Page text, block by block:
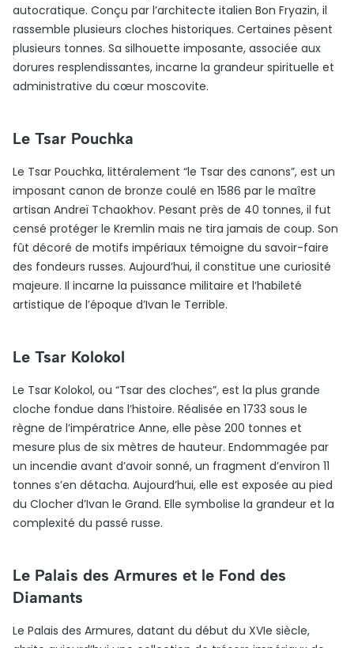
autocratique. Conçu par l’architecte italien Bon Fryazin, il
rassemble plusieurs cloches historiques. Certaines pèsent
plusieurs tonnes. Sa silhouette imposante, associée aux
dorures resplendissantes, incarne la grandeur spirituelle et
administrative du cœur moscovite.
Le Tsar Pouchka
Le Tsar Pouchka, littéralement “le Tsar des canons”, est un
imposant canon de bronze coulé en 1586 par le maître
artisan Andreï Tchaokhov. Pesant près de 40 tonnes, il fut
censé protéger le Kremlin mais ne tira jamais de coup. Son
fût décoré de motifs impériaux témoigne du savoir-faire
des fondeurs russes. Aujourd’hui, il constitue une curiosité
majeure. Il incarne la puissance militaire et l’habileté
artistique de l’époque d’Ivan le Terrible.
Le Tsar Kolokol
Le Tsar Kolokol, ou “Tsar des cloches”, est la plus grande
cloche fondue dans l’histoire. Réalisée en 1733 sous le
règne de l’impératrice Anne, elle pèse 200 tonnes et
mesure plus de six mètres de hauteur. Endommagée par
un incendie avant d’avoir sonné, un fragment d’environ 11
tonnes s’en détacha. Aujourd’hui, elle est exposée au pied
du Clocher d’Ivan le Grand. Elle symbolise la grandeur et la
complexité du passé russe.
Le Palais des Armures et le Fond des
Diamants
Le Palais des Armures, datant du début du XVIe siècle,